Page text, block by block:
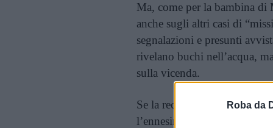
Roba da
Ma, come per la bambina di
anche sugli altri casi di
segnalazioni e presunti
rivelano buchi nell’acqua,
sulla vicenda.
Se la recentissima pista
l’ennesima ipotesi